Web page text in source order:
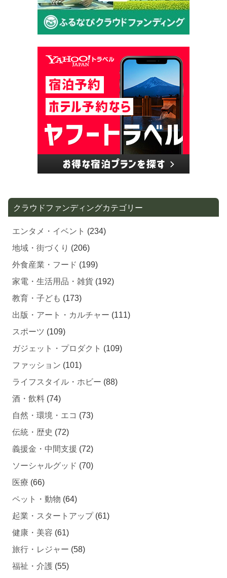
エンタメ・イベント(234)
地域・街づくり(206)
外食産業・フード(199)
家電・生活用品・雑貨(192)
教育・子ども(173)
出版・アート・カルチャー
スポーツ (109)
ガジェット・プロダクト
ファッション (101)
ライフスタイル・ホビー
酒・飲料 (74)
自然・環境・エコ
伝統・歴史 (72)
義援金・中間支援
ソーシャルグッド (70)
医療 (66)
ペット・動物
起業・スタートアップ
健康・美容 (61)
旅行・レジャー
福祉・介護(55)
融資・投資 (47)